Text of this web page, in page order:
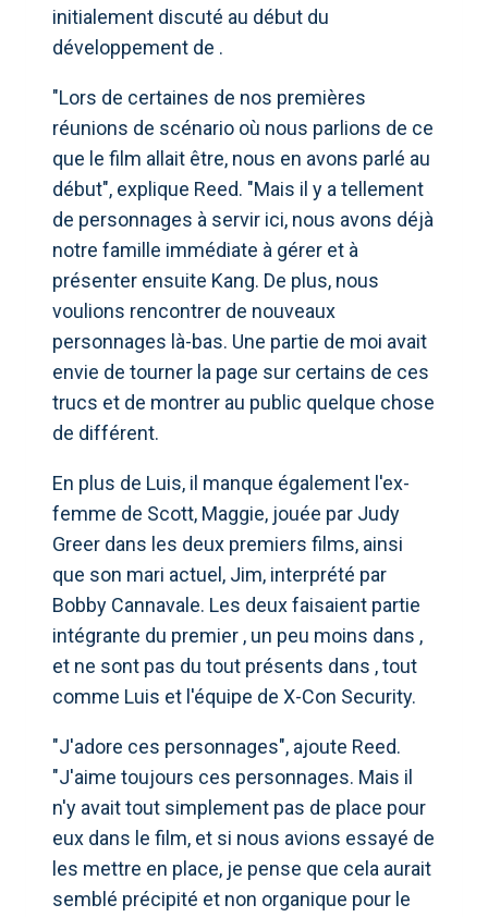
initialement discuté au début du
développement de .
"Lors de certaines de nos premières
réunions de scénario où nous parlions de ce
que le film allait être, nous en avons parlé au
début", explique Reed. "Mais il y a tellement
de personnages à servir ici, nous avons déjà
notre famille immédiate à gérer et à
présenter ensuite Kang. De plus, nous
voulions rencontrer de nouveaux
personnages là-bas. Une partie de moi avait
envie de tourner la page sur certains de ces
trucs et de montrer au public quelque chose
de différent.
En plus de Luis, il manque également l'ex-
femme de Scott, Maggie, jouée par Judy
Greer dans les deux premiers films, ainsi
que son mari actuel, Jim, interprété par
Bobby Cannavale. Les deux faisaient partie
intégrante du premier , un peu moins dans ,
et ne sont pas du tout présents dans , tout
comme Luis et l'équipe de X-Con Security.
"J'adore ces personnages", ajoute Reed.
"J'aime toujours ces personnages. Mais il
n'y avait tout simplement pas de place pour
eux dans le film, et si nous avions essayé de
les mettre en place, je pense que cela aurait
semblé précipité et non organique pour le